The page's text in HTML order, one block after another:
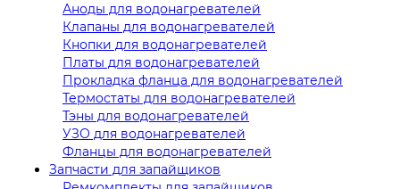
Аноды для водонагревателей
Клапаны для водонагревателей
Кнопки для водонагревателей
Платы для водонагревателей
Прокладка фланца для водонагревателей
Термостаты для водонагревателей
Тэны для водонагревателей
УЗО для водонагревателей
Фланцы для водонагревателей
Запчасти для запайщиков